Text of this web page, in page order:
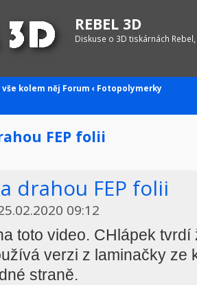
REBEL 3D
Diskuse o 3D tiskárnách
vše kolem něj Forum ‹ Fotopolymerky
FEP folii
drahou FEP folii
09:12
toto video. CHlápek
verzi z laminačky ze
straně.